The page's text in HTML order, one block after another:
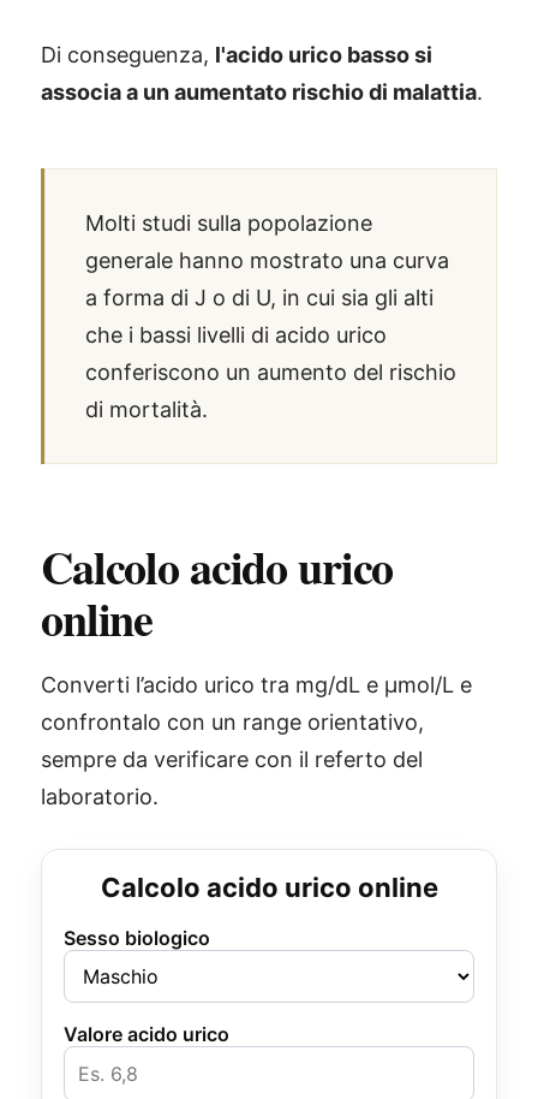
Di conseguenza, l'acido urico basso si
associa a un aumentato rischio di malattia.
Molti studi sulla popolazione
generale hanno mostrato una curva
a forma di J o di U, in cui sia gli alti
che i bassi livelli di acido urico
conferiscono un aumento del rischio
di mortalità.
Calcolo acido urico
online
Converti l’acido urico tra mg/dL e µmol/L e
confrontalo con un range orientativo,
sempre da verificare con il referto del
laboratorio.
Calcolo acido urico online
Sesso biologico
Valore acido urico